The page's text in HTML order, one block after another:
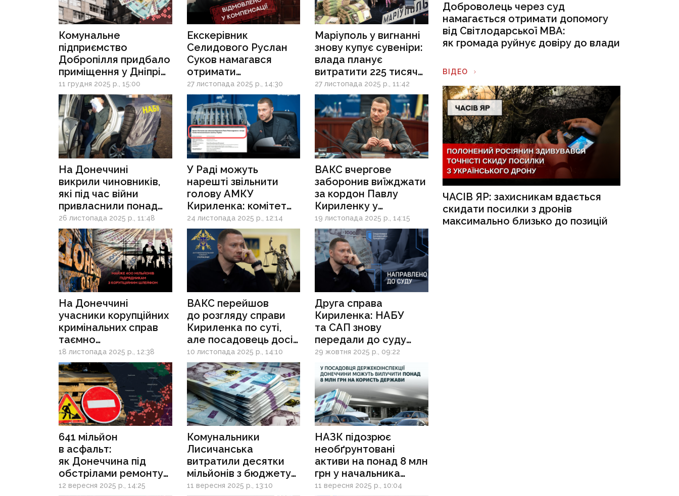
Комунальне
підприємство
Добропілля придбало
приміщення у Дніпрі
за понад 31 мільйон
гривень
11 грудня 2025 р., 15:00
Екскерівник
Селидового Руслан
Суков намагався
отримати
компенсацію
за «моральні
страждання» через
перевірку поліції
27 листопада 2025 р., 14:30
Маріуполь у вигнанні
знову купує сувеніри:
влада планує
витратити 225 тисяч
гривень на вітражні
вироби
27 листопада 2025 р., 11:42
На Донеччині
викрили чиновників,
які під час війни
привласнили понад
140 млн грн на
відновленні
прифронтових міст
26 листопада 2025 р., 11:48
У Раді можуть
нарешті звільнити
голову АМКУ
Кириленка: комітет
отримав доручення
розглянути постанову
24 листопада 2025 р., 12:14
ВАКС вчергове
заборонив виїжджати
за кордон Павлу
Кириленку у
відрядження
19 листопада 2025 р., 14:15
На Донеччині
учасники корупційних
кримінальних справ
таємно
реконструюють 8
об'єктів на майже 400
мільйонів
18 листопада 2025 р., 12:38
ВАКС перейшов
до розгляду справи
Кириленка по суті,
але посадовець досі
очолює
Антимонопольний
комітет
10 листопада 2025 р., 14:10
Друга справа
Кириленка: НАБУ
та САП знову
передали до суду
обвинувальний акт
29 жовтня 2025 р., 09:22
641 мільйон
в асфальт:
як Донеччина під
обстрілами ремонтує
дороги й ділить
12 вересня 2025 р., 14:25
Комунальники
Лисичанська
витратили десятки
мільйонів з бюджету
на купівлю авто
11 вересня 2025 р., 13:10
НАЗК підозрює
необґрунтовані
активи на понад 8 млн
грн у начальника
Держекоінспекції
11 вересня 2025 р., 10:04
Доброволець через суд
намагається отримати допомогу
від Світлодарської МВА:
як громада руйнує довіру до влади
ВІДЕО
ЧАСІВ ЯР: захисникам вдається
скидати посилки з дронів
максимально близько до позицій